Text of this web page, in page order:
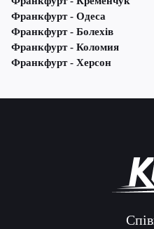
Франкфурт - Одеса
Франкфурт - Болехів
Франкфурт - Коломия
Франкфурт - Херсон